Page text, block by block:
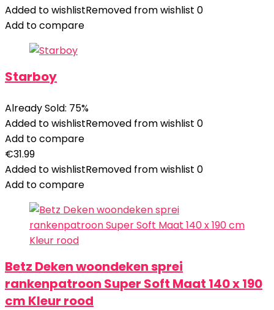
Added to wishlistRemoved from wishlist 0
Add to compare
Starboy
Already Sold: 75%
Added to wishlistRemoved from wishlist 0
Add to compare
€31.99
Added to wishlistRemoved from wishlist 0
Add to compare
Betz Deken woondeken sprei
rankenpatroon Super Soft Maat 140 x 190
cm Kleur rood